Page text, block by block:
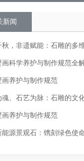
新闻
，非遗赋能：石雕的多维价值与
画科学养护与制作规范全
画养护与制作规范
、石艺为脉：石雕的文化价值
画养护与制作规范
能源景观石：镌刻绿色使